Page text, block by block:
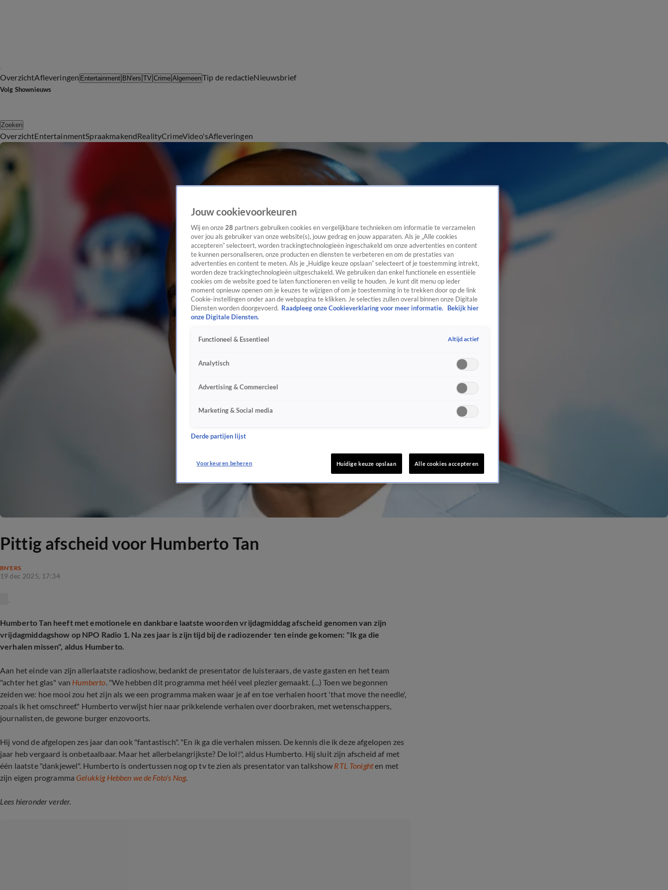
OverzichtAfleveringen Entertainment BN'ers TV Crime AlgemeenTip de redactieNieuwsbrief
Volg Shownieuws
Zoeken
OverzichtEntertainmentSpraakmakendRealityCrimeVideo'sAfleveringen
Pittig afscheid voor Humberto Tan
BN'ERS
19 dec 2025, 17:34
Humberto Tan heeft met emotionele en dankbare laatste woorden vrijdagmiddag afscheid genomen van zijn
vrijdagmiddagshow op NPO Radio 1. Na zes jaar is zijn tijd bij de radiozender ten einde gekomen: "Ik ga die
verhalen missen", aldus Humberto.
Aan het einde van zijn allerlaatste radioshow, bedankt de presentator de luisteraars, de vaste gasten en het team
"achter het glas" van Humberto. "We hebben dit programma met héél veel plezier gemaakt. (...) Toen we begonnen
zeiden we: hoe mooi zou het zijn als we een programma maken waar je af en toe verhalen hoort 'that move the needle',
zoals ik het omschreef." Humberto verwijst hier naar prikkelende verhalen over doorbraken, met wetenschappers,
journalisten, de gewone burger enzovoorts.
Hij vond de afgelopen zes jaar dan ook "fantastisch". "En ik ga die verhalen missen. De kennis die ik deze afgelopen zes
jaar heb vergaard is onbetaalbaar. Maar het allerbelangrijkste? De lol!", aldus Humberto. Hij sluit zijn afscheid af met
één laatste "dankjewel". Humberto is ondertussen nog op tv te zien als presentator van talkshow RTL Tonighten met
zijn eigen programma Gelukkig Hebben we de Foto's Nog.
Lees hieronder verder.
Jouw cookievoorkeuren
Wij en onze 28 partners gebruiken cookies en vergelijkbare technieken om informatie te verzamelen
over jou als gebruiker van onze website(s), jouw gedrag en jouw apparaten. Als je „Alle cookies
accepteren” selecteert, worden trackingtechnologieën ingeschakeld om onze advertenties en content
te kunnen personaliseren, onze producten en diensten te verbeteren en om de prestaties van
advertenties en content te meten. Als je „Huidige keuze opslaan” selecteert of je toestemming intrekt,
worden deze trackingtechnologieën uitgeschakeld. We gebruiken dan enkel functionele en essentiële
cookies om de website goed te laten functioneren en veilig te houden. Je kunt dit menu op ieder
moment opnieuw openen om je keuzes te wijzigen of om je toestemming in te trekken door op de link
Cookie-instellingen onder aan de webpagina te klikken. Je selecties zullen overal binnen onze Digitale
Diensten worden doorgevoerd. Raadpleeg onze Cookieverklaring voor meer informatie.
Bekijk hier
onze Digitale Diensten.
Functioneel & Essentieel Altijd actief
Analytisch
Advertising & Commercieel
Marketing & Social media
Derde partijen lijst
Voorkeuren beheren Huidige keuze opslaan Alle cookies accepteren